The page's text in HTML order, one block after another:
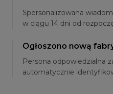
Spersonalizowana
w ciągu 14 dni od
Ogłoszono nową
Persona odpowiedzialna
automatycznie